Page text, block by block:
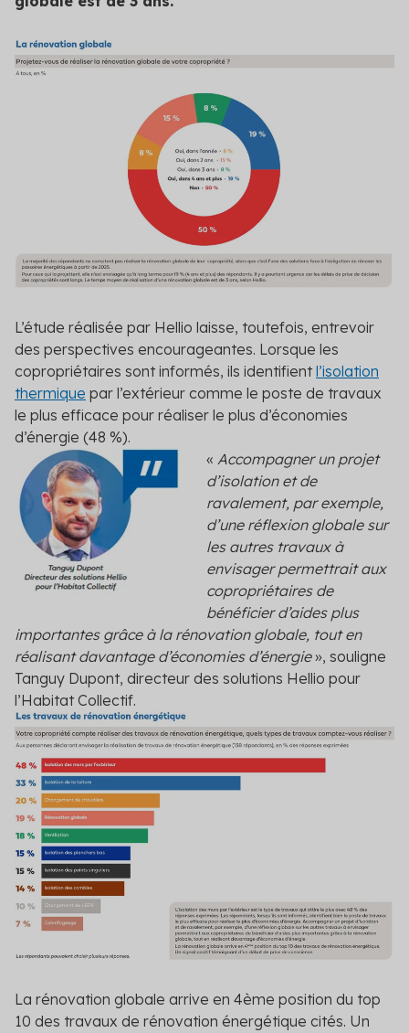
L’étude réalisée par Hellio laisse, toutefois, entrevoir
des perspectives encourageantes. Lorsque les
copropriétaires sont informés, ils identifient l’isolation
thermique par l’extérieur comme le poste de travaux
le plus efficace pour réaliser le plus d’économies
d’énergie (48 %).
« Accompagner un projet
d’isolation et de
ravalement, par exemple,
d’une réflexion globale sur
les autres travaux à
envisager permettrait aux
copropriétaires de
bénéficier d’aides plus
importantes grâce à la rénovation globale, tout en
réalisant davantage d’économies d’énergie», souligne
Tanguy Dupont, directeur des solutions Hellio pour
l’Habitat Collectif.
La rénovation globale arrive en 4ème position du top
10 des travaux de rénovation énergétique cités. Un